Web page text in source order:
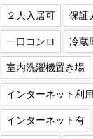
２人入居可 保証
一口コンロ 冷蔵
室内洗濯機置き場
インターネット利
インターネット有